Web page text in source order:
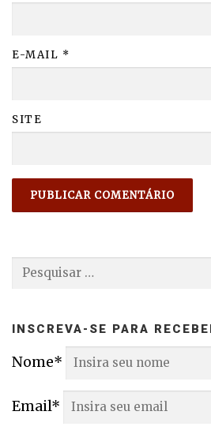
E-MAIL *
SITE
Pesquisar
INSCREVA-SE PARA
Nome*
Email*